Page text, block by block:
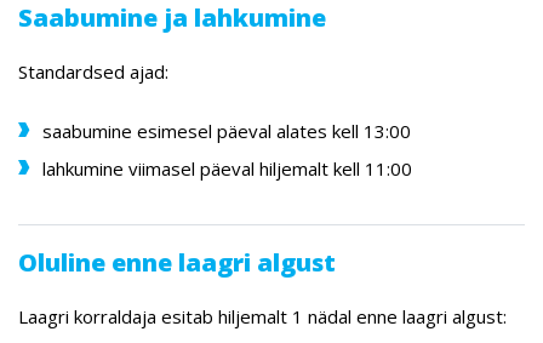
Saabumine ja lahkumine
Standardsed ajad:
saabumine esimesel päeval alates kell 13:00
lahkumine viimasel päeval hiljemalt kell 11:00
Oluline enne laagri algust
Laagri korraldaja esitab hiljemalt 1 nädal enne laagri algust: